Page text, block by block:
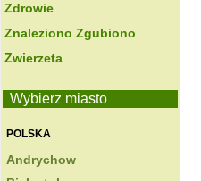
Zdrowie
Znaleziono Zgubiono
Zwierzeta
Wybierz miasto
POLSKA
Andrychow